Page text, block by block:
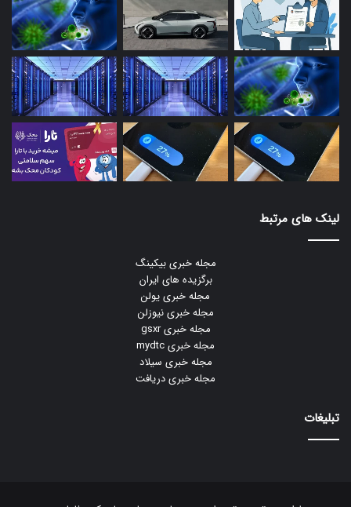
لینک های مرتبط
مجله خبری بیکینگ
برگزیده های ایران
مجله خبری یولن
مجله خبری نیوزلن
مجله خبری gsxr
مجله خبری mydtc
مجله خبری سیلاد
مجله خبری دریافت
تبلیغات